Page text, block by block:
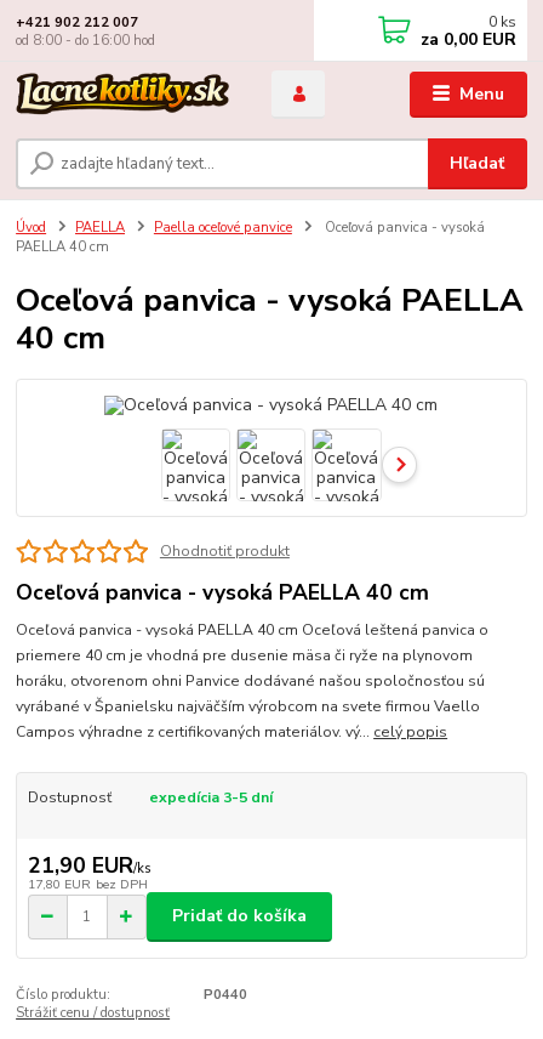
Menu
Hľadať
+421 902 212 007
od 8:00 - do 16:00 hod
0 ks
za 0,00 EUR
Úvod PAELLA Paella oceľové panvice
Oceľová panvica - vysoká
PAELLA 40 cm
Oceľová panvica - vysoká PAELLA
40 cm
Ohodnotiť produkt
Oceľová panvica - vysoká PAELLA 40 cm
Oceľová panvica - vysoká PAELLA 40 cm Oceľová leštená panvica o
priemere 40 cm je vhodná pre dusenie mäsa či ryže na plynovom
horáku, otvorenom ohni Panvice dodávané našou spoločnosťou sú
vyrábané v Španielsku najväčším výrobcom na svete firmou Vaello
Campos výhradne z certifikovaných materiálov. vý... celý popis
Dostupnosť expedícia 3-5 dní
21,90 EUR/ks
17,80 EUR bez DPH
Pridať do košíka
Číslo produktu:
P0440
Strážiť cenu / dostupnosť